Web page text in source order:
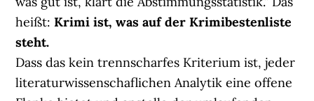
heißt:Krimi ist, was auf der Krimibestenliste
steht.
Dass das kein trennscharfes Kriterium ist, jeder
literaturwissenschaflichen Analytik eine offene